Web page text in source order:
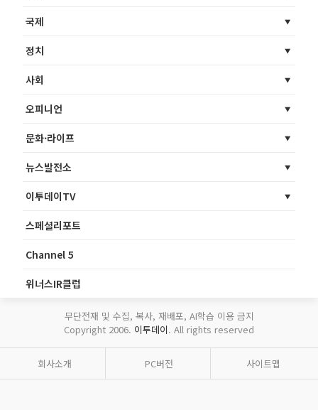
국제
정치
사회
오피니언
문화·라이프
뉴스발전소
이투데이TV
스페셜리포트
Channel 5
위너스IR클럽
무단전재 및 수집, 복사, 재배포, AI학습 이용 금지
Copyright 2006. 이투데이. All rights reserved
회사소개 PC버전 사이트맵